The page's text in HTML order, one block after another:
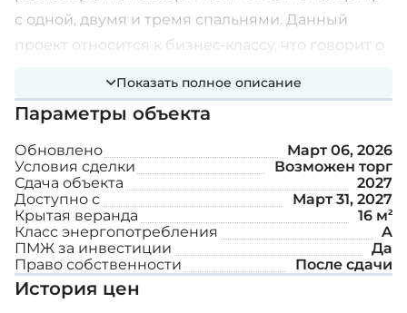
с одной, двумя и тремя спальнями. Данный
проект относится к бизнес-классу, что говорит о
премиальных материалов при строительстве.
Тренажерный зал
Взрослый и детский бассейн
БАРБЕКЮ
Показать полное описание
Параметры объекта
Обновлено
Март 06, 2026
Условия сделки
Возможен торг
Сдача объекта
2027
Доступно с
Март 31, 2027
Крытая веранда
16 м²
Класс энергопотребления
A
ПМЖ за инвестиции
Да
Право собственности
После сдачи
История цен